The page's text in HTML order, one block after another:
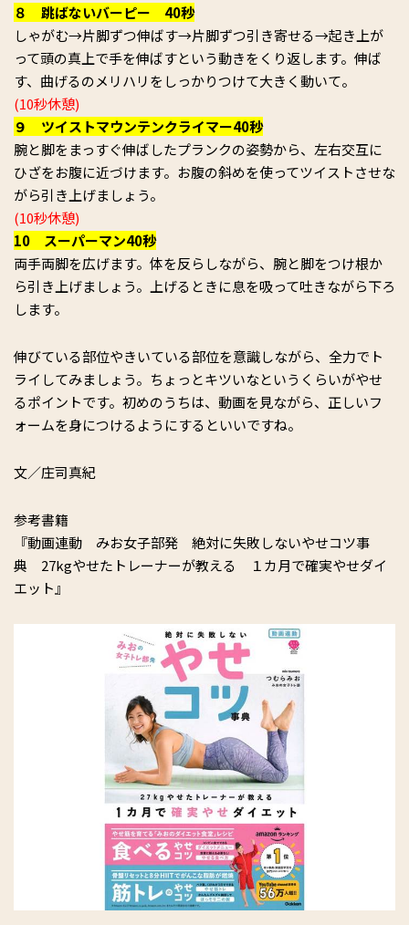
８ 跳ばないバーピー 40秒
しゃがむ→片脚ずつ伸ばす→片脚ずつ引き寄せる→起き上が
って頭の真上で手を伸ばすという動きをくり返します。伸ば
す、曲げるのメリハリをしっかりつけて大きく動いて。
(10秒休憩)
９ ツイストマウンテンクライマー40秒
腕と脚をまっすぐ伸ばしたプランクの姿勢から、左右交互に
ひざをお腹に近づけます。お腹の斜めを使ってツイストさせな
がら引き上げましょう。
(10秒休憩)
10 スーパーマン40秒
両手両脚を広げます。体を反らしながら、腕と脚をつけ根か
ら引き上げましょう。上げるときに息を吸って吐きながら下ろ
します。
伸びている部位やきいている部位を意識しながら、全力でト
ライしてみましょう。ちょっとキツいなというくらいがやせ
るポイントです。初めのうちは、動画を見ながら、正しいフ
ォームを身につけるようにするといいですね。
文／庄司真紀
参考書籍
『動画連動 みお女子部発 絶対に失敗しないやせコツ事
典 27kgやせたトレーナーが教える １カ月で確実やせダイ
エット』